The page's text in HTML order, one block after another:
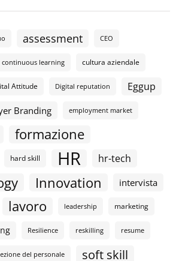
assessment CEO
continuous learning cultura aziendale
Attitude Digital reputation Eggup
Branding employment market
formazione
hard skill HR hr-tech
Innovation intervista
lavoro leadership marketing
Resilience reskilling resume
del personale soft skill